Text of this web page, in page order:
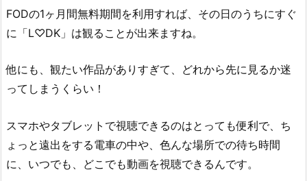
FODの1ヶ月間無料期間を利用すれば、その日のうちにすぐ
に「L♡DK」は観ることが出来ますね。
他にも、観たい作品がありすぎて、どれから先に見るか迷
ってしまうくらい！
スマホやタブレットで視聴できるのはとっても便利で、ち
ょっと遠出をする電車の中や、色んな場所での待ち時間
に、いつでも、どこでも動画を視聴できるんです。